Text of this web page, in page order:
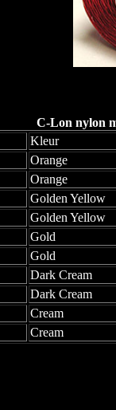
C-Lon nylon
Kleur
Orange
Orange
Golden Yellow
Golden Yellow
Gold
Gold
Dark Cream
Dark Cream
Cream
Cream